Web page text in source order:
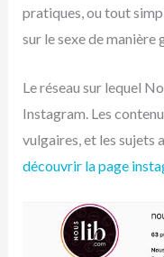
pratiques, ou tout
sur le sexe de manière
Le réseau sur lequel
Instagram. Les
vulgaires, et les sujets
découvrir la page